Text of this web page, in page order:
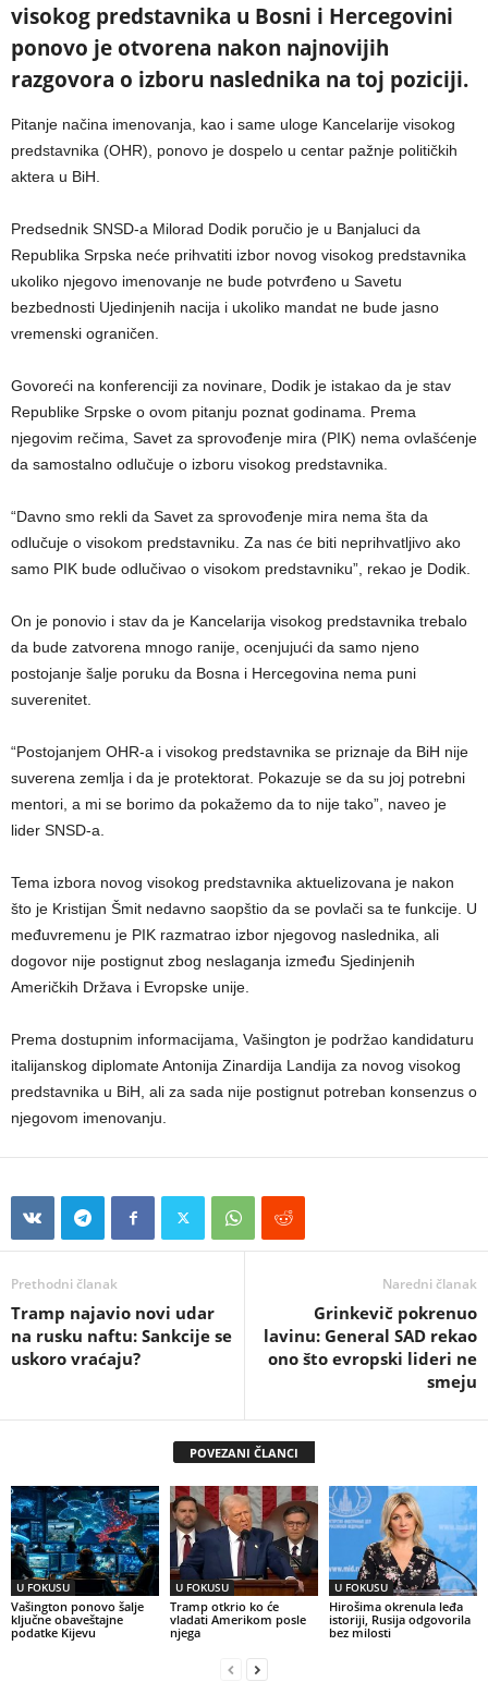
visokog predstavnika u Bosni i Hercegovini
ponovo je otvorena nakon najnovijih
razgovora o izboru naslednika na toj poziciji.
Pitanje načina imenovanja, kao i same uloge Kancelarije visokog
predstavnika (OHR), ponovo je dospelo u centar pažnje političkih
aktera u BiH.
Predsednik SNSD-a Milorad Dodik poručio je u Banjaluci da
Republika Srpska neće prihvatiti izbor novog visokog predstavnika
ukoliko njegovo imenovanje ne bude potvrđeno u Savetu
bezbednosti Ujedinjenih nacija i ukoliko mandat ne bude jasno
vremenski ograničen.
Govoreći na konferenciji za novinare, Dodik je istakao da je stav
Republike Srpske o ovom pitanju poznat godinama. Prema
njegovim rečima, Savet za sprovođenje mira (PIK) nema ovlašćenje
da samostalno odlučuje o izboru visokog predstavnika.
“Davno smo rekli da Savet za sprovođenje mira nema šta da
odlučuje o visokom predstavniku. Za nas će biti neprihvatljivo ako
samo PIK bude odlučivao o visokom predstavniku”, rekao je Dodik.
On je ponovio i stav da je Kancelarija visokog predstavnika trebalo
da bude zatvorena mnogo ranije, ocenjujući da samo njeno
postojanje šalje poruku da Bosna i Hercegovina nema puni
suverenitet.
“Postojanjem OHR-a i visokog predstavnika se priznaje da BiH nije
suverena zemlja i da je protektorat. Pokazuje se da su joj potrebni
mentori, a mi se borimo da pokažemo da to nije tako”, naveo je
lider SNSD-a.
Tema izbora novog visokog predstavnika aktuelizovana je nakon
što je Kristijan Šmit nedavno saopštio da se povlači sa te funkcije. U
međuvremenu je PIK razmatrao izbor njegovog naslednika, ali
dogovor nije postignut zbog neslaganja između Sjedinjenih
Američkih Država i Evropske unije.
Prema dostupnim informacijama, Vašington je podržao kandidaturu
italijanskog diplomate Antonija Zinardija Landija za novog visokog
predstavnika u BiH, ali za sada nije postignut potreban konsenzus o
njegovom imenovanju.
Prethodni članak
Tramp najavio novi udar
na rusku naftu: Sankcije se
uskoro vraćaju?
Naredni članak
Grinkevič pokrenuo
lavinu: General SAD rekao
ono što evropski lideri ne
smeju
POVEZANI ČLANCI
U FOKUSU
Vašington ponovo šalje
ključne obaveštajne
podatke Kijevu
U FOKUSU
Tramp otkrio ko će
vladati Amerikom posle
njega
U FOKUSU
Hirošima okrenula leđa
istoriji, Rusija odgovorila
bez milosti